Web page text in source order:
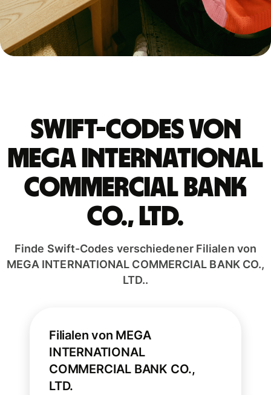
Swift-Codes von
MEGA INTERNATIONAL
COMMERCIAL BANK
CO., LTD.
Finde Swift-Codes verschiedener Filialen von
MEGA INTERNATIONAL COMMERCIAL BANK CO.,
LTD..
Filialen von MEGA
INTERNATIONAL
COMMERCIAL BANK CO.,
LTD.